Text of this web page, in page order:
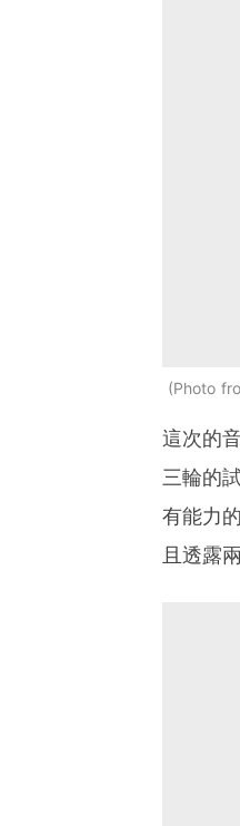
Photo
這次的
三輪的
有能力
且透露